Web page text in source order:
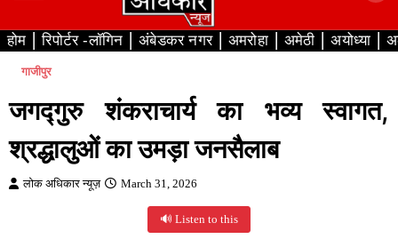
होम रिपोर्टर -लॉगिन अंबेडकर नगर अमरोहा अमेठी अयोध्या
गाजीपुर
जगद्गुरु शंकराचार्य का भव्य स्वागत,
श्रद्धालुओं का उमड़ा जनसैलाब
लोक अधिकार न्यूज़ March 31, 2026
🔊 Listen to this